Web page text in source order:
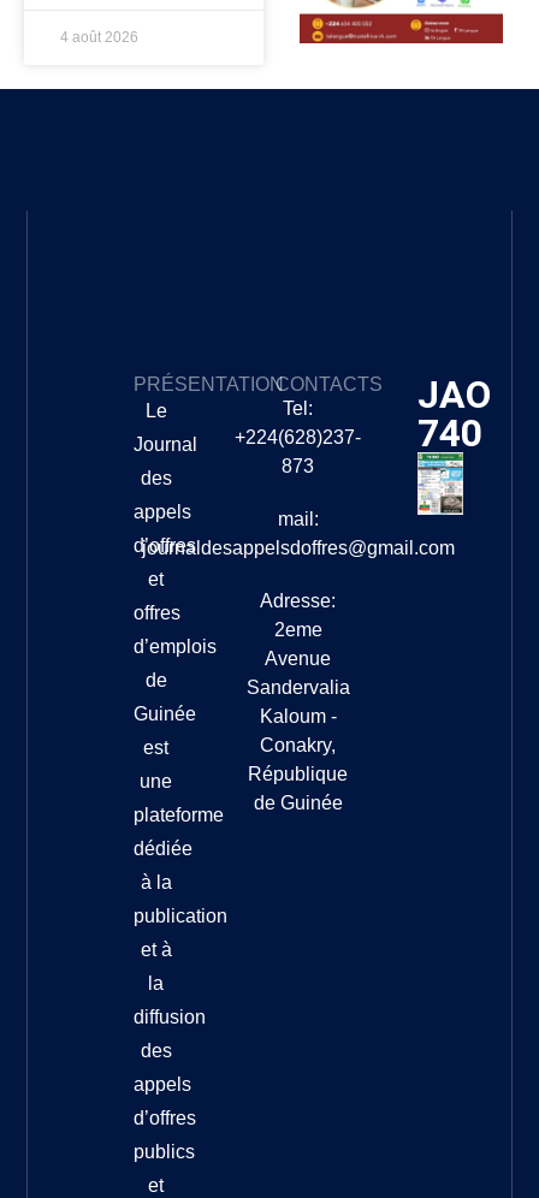
4 août 2026
PRÉSENTATION
Le
Journal
des
appels
d’offres
et
offres
d’emplois
de
Guinée
est
une
plateforme
dédiée
à la
publication
et à
la
diffusion
des
appels
d’offres
publics
et
CONTACTS
Tel:
+224(628)237-
873
mail:
journaldesappelsdoffres@gmail.com
Adresse:
2eme
Avenue
Sandervalia
Kaloum -
Conakry,
République
de Guinée
JAO
740